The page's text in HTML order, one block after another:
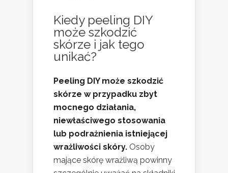
Kiedy peeling DIY
może szkodzić
skórze i jak tego
unikać?
Peeling DIY może szkodzić
skórze w przypadku zbyt
mocnego działania,
niewłaściwego stosowania
lub podrażnienia istniejącej
wrażliwości skóry. Osoby
mające skórę wrażliwą powinny